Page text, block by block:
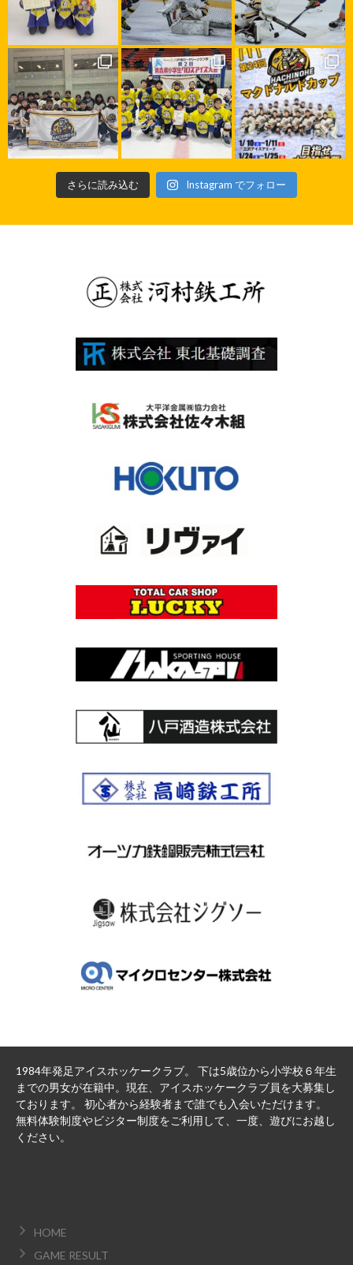
さらに読み込む Instagram でフォロー
1984年発足アイスホッケークラブ。 下は5歳位から小学校６年生
までの男女が在籍中。現在、アイスホッケークラブ員を大募集し
ております。 初心者から経験者まで誰でも入会いただけます。
無料体験制度やビジター制度をご利用して、一度、遊びにお越し
ください。
HOME
GAME RESULT